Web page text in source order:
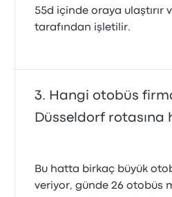
55d içinde oraya ulaştırır
tarafından işletilir.
Hangi otobüs
Düsseldorf rotasına
Bu hatta birkaç büyük
veriyor, günde 26 otobüs